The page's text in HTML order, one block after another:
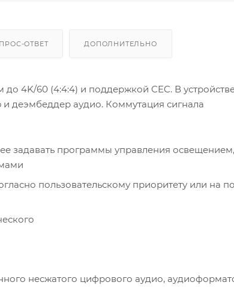
ОТВЕТ ДОПОЛНИТЕЛЬНО
до 4K/60 (4:4:4) и поддержкой CEC. В
деэмбеддер аудио. Коммутация сигнала
задавать программы управления освещением,
пользовательскому приоритету или на
несжатого цифрового аудио,